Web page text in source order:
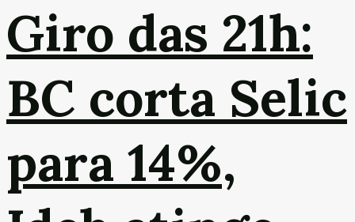
Giro das 21h:
BC corta Selic
para 14%,